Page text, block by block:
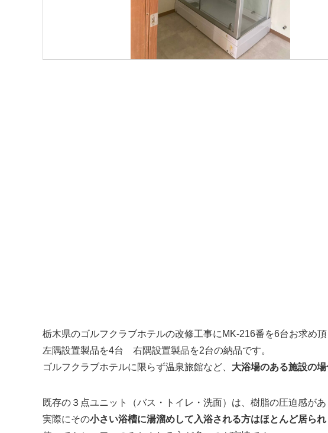
栃木県のゴルフクラブホテルの改修工事にMK-216番を6台お求め頂
左隅設置製品を4台 右隅設置製品を2台の納品です。
ゴルフクラブホテルに限らず温泉旅館など、 大浴場のある施設の
既存の３点ユニット（バス・トイレ・洗面）は、樹脂の圧迫感があ
実際にその小さい浴槽に湯溜めして入浴される方はほとんど居られ